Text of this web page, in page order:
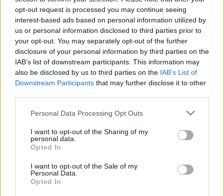
opt-out request is processed you may continue seeing
interest-based ads based on personal information utilized by
us or personal information disclosed to third parties prior to
your opt-out. You may separately opt-out of the further
disclosure of your personal information by third parties on the
IAB’s list of downstream participants. This information may
also be disclosed by us to third parties on the IAB’s List of
Downstream Participants that may further disclose it to other
Personal Data Processing Opt Outs
I want to opt-out of the Sharing of my
personal data.
Opted In
I want to opt-out of the Sale of my
Personal Data.
Opted In
Παπουτσάνης: Καθαρά κέρδη
3,4 εκατ. ευρώ στο α΄ εξάμηνο
– Στα 40,7 εκατ. ευρώ ο τζίρος
IAB Hellas: Νέα Διοικούσα Επιτροπή και νέο Διοικητικό Συμβούλιο -
Πρόεδρος ο Γαληνός Γιαγλής
Νέο Audi A2 e-tron με στόχο
αποδοτικότητας
Η Chery επενδύει 75 εκατ.
Το FIAT 500 Hybrid τώρα από 18.990 ευρώ